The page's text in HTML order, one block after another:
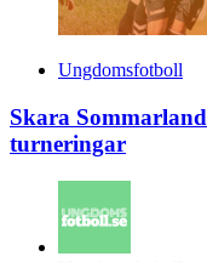
Ungdomsfotboll
Skara
turneringar